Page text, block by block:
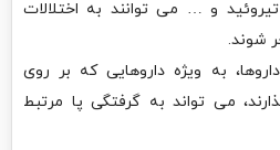
و … می توانند به اختلالات
شوند.
به ویژه داروهایی که بر روی
می تواند به گرفتگی پا مرتبط